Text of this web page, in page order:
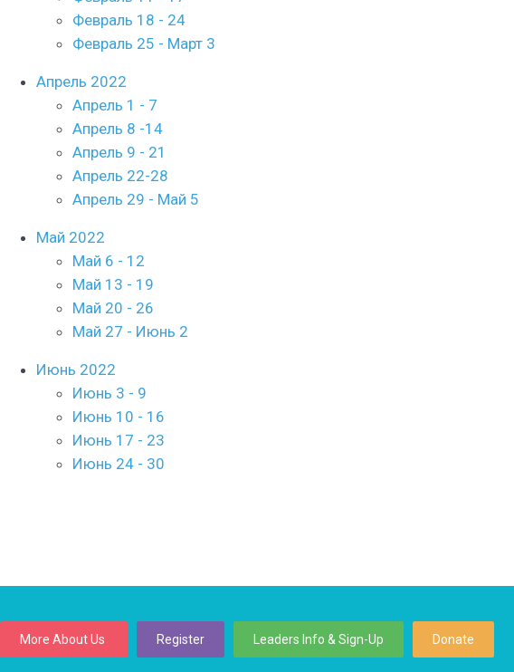
Февраль 18 - 24
Февраль 25 - Март 3
Апрель 2022
Апрель 1 - 7
Апрель 8 -14
Апрель 9 - 21
Апрель 22-28
Апрель 29 - Май 5
Май 2022
Май 6 - 12
Май 13 - 19
Май 20 - 26
Май 27 - Июнь 2
Июнь 2022
Июнь 3 - 9
Июнь 10 - 16
Июнь 17 - 23
Июнь 24 - 30
More About Us Register Leaders Info & Sign-Up Donate